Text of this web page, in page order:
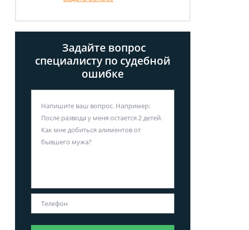
Задайте вопрос
специалисту по судебной
ошибке